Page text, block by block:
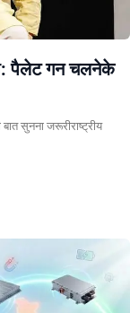
पैलेट गन चलनेके
सुनना जरूरीराष्ट्रीय